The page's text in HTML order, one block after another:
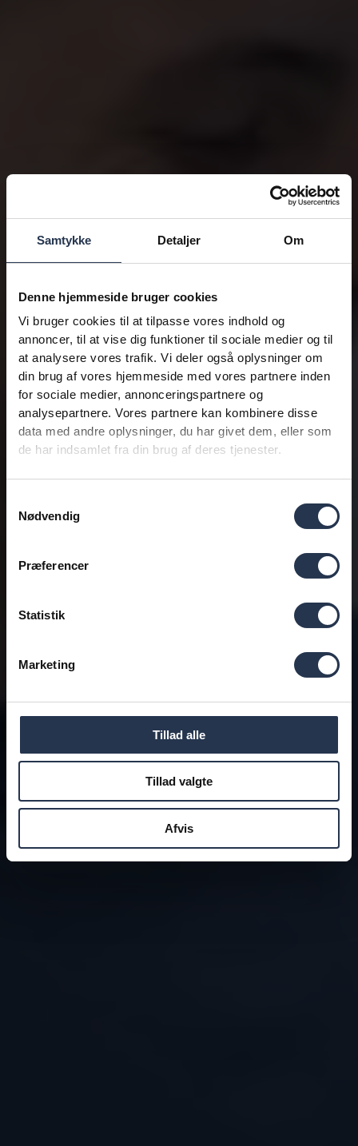
Samtykke Detaljer Om
Denne hjemmeside bruger cookies
Vi bruger cookies til at tilpasse vores indhold og
annoncer, til at vise dig funktioner til sociale medier og til
at analysere vores trafik. Vi deler også oplysninger om
din brug af vores hjemmeside med vores partnere inden
for sociale medier, annonceringspartnere og
analysepartnere. Vores partnere kan kombinere disse
data med andre oplysninger, du har givet dem, eller som
de har indsamlet fra din brug af deres tjenester.
Nødvendig
Præferencer
Statistik
Marketing
Tillad alle
Tillad valgte
Afvis